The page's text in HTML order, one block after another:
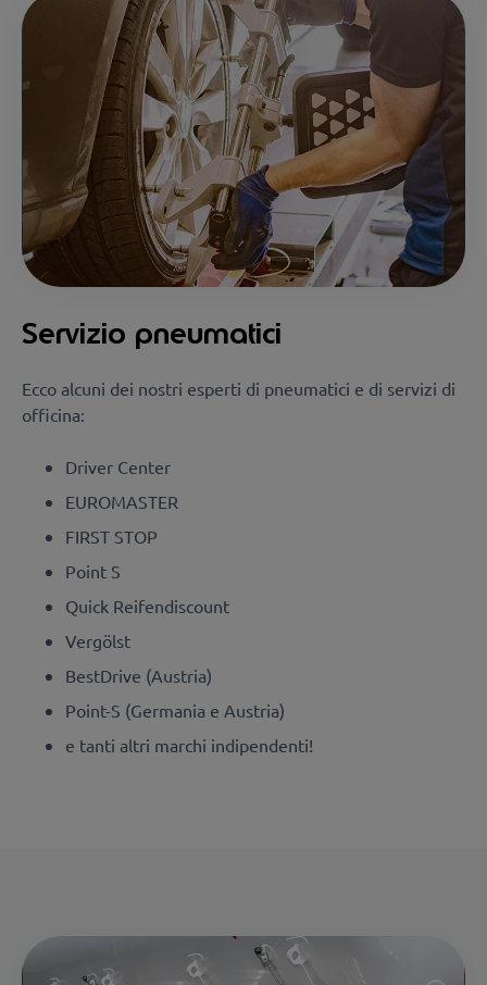
Servizio pneumatici
Ecco alcuni dei nostri esperti di pneumatici e di servizi di
officina:
Driver Center
EUROMASTER
FIRST STOP
Point S
Quick Reifendiscount
Vergölst
BestDrive (Austria)
Point-S (Germania e Austria)
e tanti altri marchi indipendenti!